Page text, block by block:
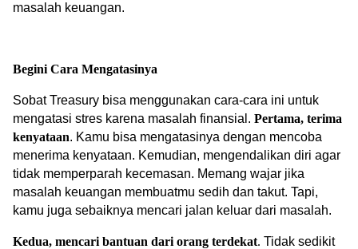
masalah keuangan.
Begini Cara Mengatasinya
Sobat Treasury bisa menggunakan cara-cara ini untuk
mengatasi stres karena masalah finansial. Pertama, terima
kenyataan. Kamu bisa mengatasinya dengan mencoba
menerima kenyataan. Kemudian, mengendalikan diri agar
tidak memperparah kecemasan. Memang wajar jika
masalah keuangan membuatmu sedih dan takut. Tapi,
kamu juga sebaiknya mencari jalan keluar dari masalah.
Kedua, mencari bantuan dari orang terdekat. Tidak sedikit